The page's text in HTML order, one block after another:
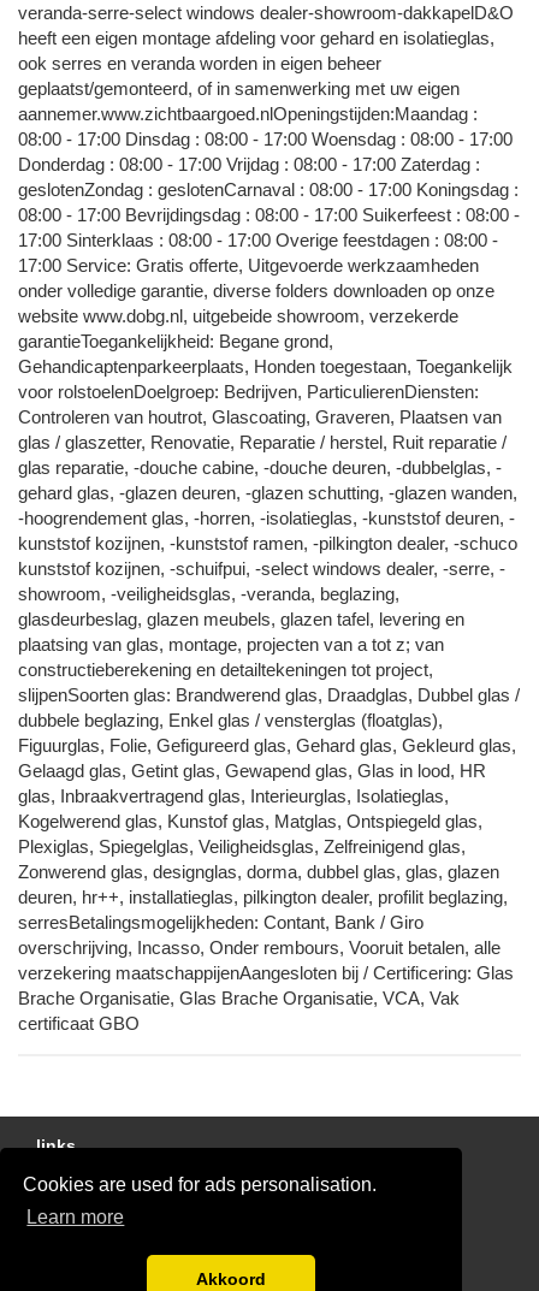
Cookies are used for ads personalisation.
Learn more
Akkoord
veranda-serre-select windows dealer-showroom-dakkapelD&O
heeft een eigen montage afdeling voor gehard en isolatieglas,
ook serres en veranda worden in eigen beheer
geplaatst/gemonteerd, of in samenwerking met uw eigen
aannemer.www.zichtbaargoed.nlOpeningstijden:Maandag :
08:00 - 17:00 Dinsdag : 08:00 - 17:00 Woensdag : 08:00 - 17:00
Donderdag : 08:00 - 17:00 Vrijdag : 08:00 - 17:00 Zaterdag :
geslotenZondag : geslotenCarnaval : 08:00 - 17:00 Koningsdag :
08:00 - 17:00 Bevrijdingsdag : 08:00 - 17:00 Suikerfeest : 08:00 -
17:00 Sinterklaas : 08:00 - 17:00 Overige feestdagen : 08:00 -
17:00 Service: Gratis offerte, Uitgevoerde werkzaamheden
onder volledige garantie, diverse folders downloaden op onze
website www.dobg.nl, uitgebeide showroom, verzekerde
garantieToegankelijkheid: Begane grond,
Gehandicaptenparkeerplaats, Honden toegestaan, Toegankelijk
voor rolstoelenDoelgroep: Bedrijven, ParticulierenDiensten:
Controleren van houtrot, Glascoating, Graveren, Plaatsen van
glas / glaszetter, Renovatie, Reparatie / herstel, Ruit reparatie /
glas reparatie, -douche cabine, -douche deuren, -dubbelglas, -
gehard glas, -glazen deuren, -glazen schutting, -glazen wanden,
-hoogrendement glas, -horren, -isolatieglas, -kunststof deuren, -
kunststof kozijnen, -kunststof ramen, -pilkington dealer, -schuco
kunststof kozijnen, -schuifpui, -select windows dealer, -serre, -
showroom, -veiligheidsglas, -veranda, beglazing,
glasdeurbeslag, glazen meubels, glazen tafel, levering en
plaatsing van glas, montage, projecten van a tot z; van
constructieberekening en detailtekeningen tot project,
slijpenSoorten glas: Brandwerend glas, Draadglas, Dubbel glas /
dubbele beglazing, Enkel glas / vensterglas (floatglas),
Figuurglas, Folie, Gefigureerd glas, Gehard glas, Gekleurd glas,
Gelaagd glas, Getint glas, Gewapend glas, Glas in lood, HR
glas, Inbraakvertragend glas, Interieurglas, Isolatieglas,
Kogelwerend glas, Kunstof glas, Matglas, Ontspiegeld glas,
Plexiglas, Spiegelglas, Veiligheidsglas, Zelfreinigend glas,
Zonwerend glas, designglas, dorma, dubbel glas, glas, glazen
deuren, hr++, installatieglas, pilkington dealer, profilit beglazing,
serresBetalingsmogelijkheden: Contant, Bank / Giro
overschrijving, Incasso, Onder rembours, Vooruit betalen, alle
verzekering maatschappijenAangesloten bij / Certificering: Glas
Brache Organisatie, Glas Brache Organisatie, VCA, Vak
certificaat GBO
links
Gratis Offertes Vergelijken
Disclaimer